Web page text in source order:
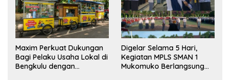
Maxim Perkuat Dukungan
Bagi Pelaku Usaha Lokal di
Bengkulu dengan
Digelar Selama 5 Hari,
Kegiatan MPLS SMAN 1
Mukomuko Berlangsung